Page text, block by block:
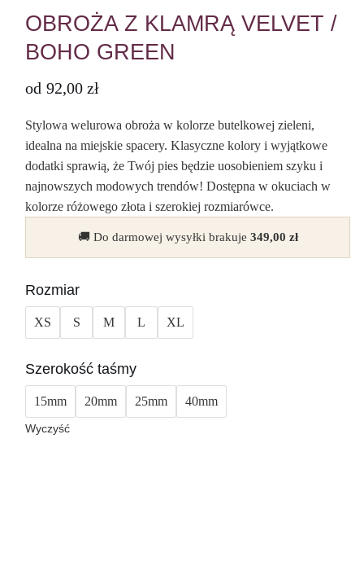
OBROŻA Z KLAMRĄ VELVET /
BOHO GREEN
od 92,00 zł
Stylowa welurowa obroża w kolorze butelkowej zieleni,
idealna na miejskie spacery. Klasyczne kolory i wyjątkowe
dodatki sprawią, że Twój pies będzie uosobieniem szyku i
najnowszych modowych trendów! Dostępna w okuciach w
kolorze różowego złota i szerokiej rozmiarówce.
🚚 Do darmowej wysyłki brakuje 349,00 zł
Rozmiar
XS S M L XL
Szerokość taśmy
15mm 20mm 25mm 40mm
Wyczyść